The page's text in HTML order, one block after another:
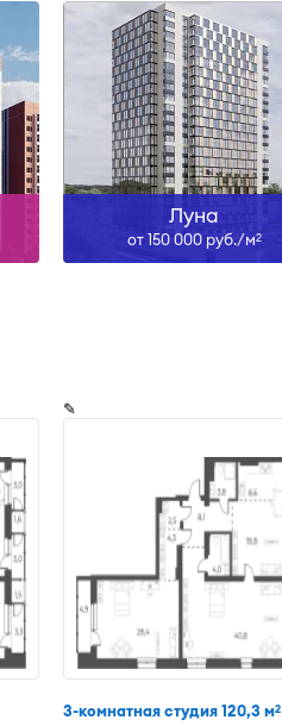
Луна
от 150 000 руб./м2
✎
3-комнатная студия 120,3 м2